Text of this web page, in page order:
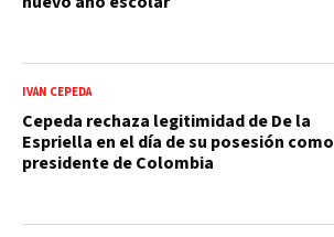
IVÁN CEPEDA
Cepeda rechaza legitimidad de De la
Espriella en el día de su posesión como
presidente de Colombia